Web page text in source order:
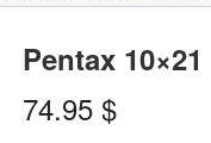
Pentax 10×21
74.95 $